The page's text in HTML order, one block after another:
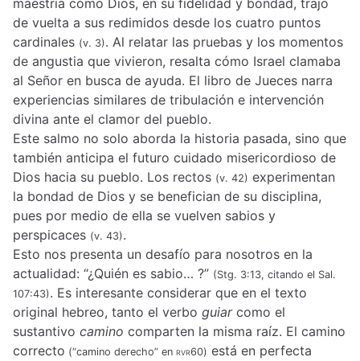
maestría cómo Dios, en su fidelidad y bondad, trajo
de vuelta a sus redimidos desde los cuatro puntos
cardinales (v. 3). Al relatar las pruebas y los momentos
de angustia que vivieron, resalta cómo Israel clamaba
al Señor en busca de ayuda. El libro de Jueces narra
experiencias similares de tribulación e intervención
divina ante el clamor del pueblo.
Este salmo no solo aborda la historia pasada, sino que
también anticipa el futuro cuidado misericordioso de
Dios hacia su pueblo. Los rectos (v. 42) experimentan
la bondad de Dios y se benefician de su disciplina,
pues por medio de ella se vuelven sabios y
perspicaces (v. 43).
Esto nos presenta un desafío para nosotros en la
actualidad: “¿Quién es sabio… ?” (Stg. 3:13, citando el Sal.
107:43). Es interesante considerar que en el texto
original hebreo, tanto el verbo guiarcomo el
sustantivo camino comparten la misma raíz. El camino
correcto (“camino derecho” en rvr60) está en perfecta